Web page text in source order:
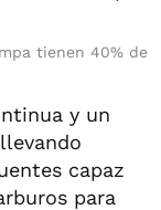
tienen 40% de
y un
capaz
para